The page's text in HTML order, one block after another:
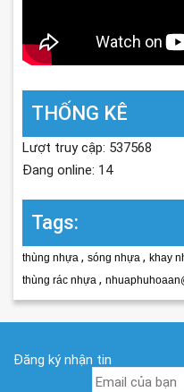
THỐNG KÊ
Lượt truy cập: 537568
Đang online: 14
Tags:
thùng nhựa , sóng nhựa , khay
thùng rác nhựa ,
Đăng ký nhận tin